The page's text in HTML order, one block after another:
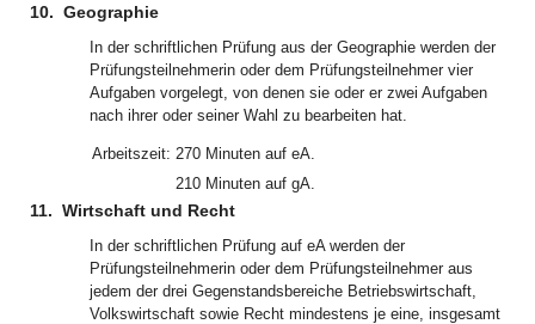
10. Geographie
In der schriftlichen Prüfung aus der Geographie werden der
Prüfungsteilnehmerin oder dem Prüfungsteilnehmer vier
Aufgaben vorgelegt, von denen sie oder er zwei Aufgaben
nach ihrer oder seiner Wahl zu bearbeiten hat.
Arbeitszeit: 270 Minuten auf eA.
210 Minuten auf gA.
11. Wirtschaft und Recht
In der schriftlichen Prüfung auf eA werden der
Prüfungsteilnehmerin oder dem Prüfungsteilnehmer aus
jedem der drei Gegenstandsbereiche Betriebswirtschaft,
Volkswirtschaft sowie Recht mindestens je eine, insgesamt